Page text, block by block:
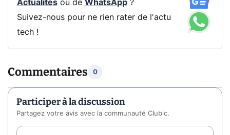
Actualitésou de WhatsApp?
Suivez-nous pour ne rien rater de l'actu
tech !
Commentaires 0
Participer à la discussion
Partagez votre avis avec la communauté Clubic.